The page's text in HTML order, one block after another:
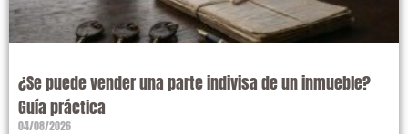
¿Se puede vender una parte indivisa de un inmueble?
Guía práctica
04/08/2026